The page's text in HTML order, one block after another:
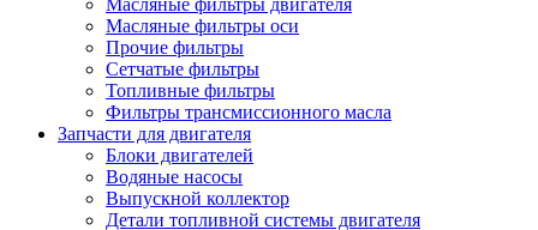
Масляные фильтры двигателя
Масляные фильтры оси
Прочие фильтры
Сетчатые фильтры
Топливные фильтры
Фильтры трансмиссионного масла
Запчасти для двигателя
Блоки двигателей
Водяные насосы
Выпускной коллектор
Детали топливной системы двигателя